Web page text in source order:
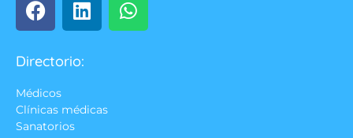
Directorio:
Médicos
Clínicas médicas
Sanatorios